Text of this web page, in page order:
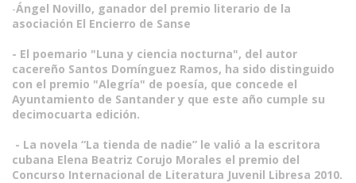
-Ángel Novillo, ganador del premio literario de la
asociación El Encierro de Sanse
- El poemario "Luna y ciencia nocturna", del autor
cacereño Santos Domínguez Ramos, ha sido distinguido
con el premio "Alegría" de poesía, que concede el
Ayuntamiento de Santander y que este año cumple su
decimocuarta edición.
- La novela “La tienda de nadie” le valió a la escritora
cubana Elena Beatriz Corujo Morales el premio del
Concurso Internacional de Literatura Juvenil Libresa 2010.